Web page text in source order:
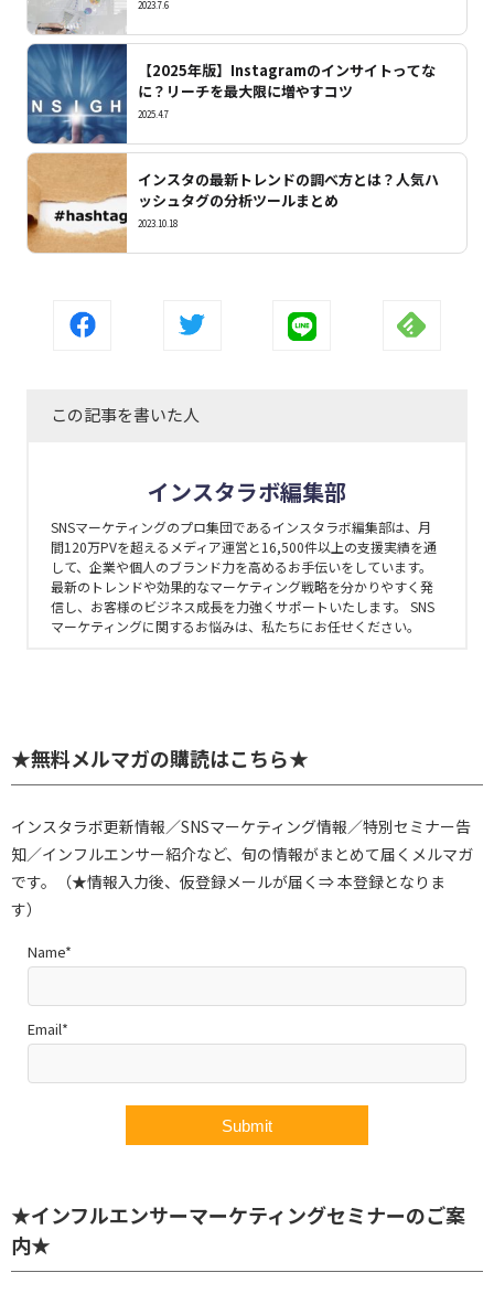
2023.7.6
【2025年版】Instagramのインサイトってな
に？リーチを最大限に増やすコツ
2025.4.7
インスタの最新トレンドの調べ方とは？人気ハ
ッシュタグの分析ツールまとめ
2023.10.18
この記事を書いた人
インスタラボ編集部
SNSマーケティングのプロ集団であるインスタラボ編集部は、月
間120万PVを超えるメディア運営と16,500件以上の支援実績を通
して、企業や個人のブランド力を高めるお手伝いをしています。
最新のトレンドや効果的なマーケティング戦略を分かりやすく発
信し、お客様のビジネス成長を力強くサポートいたします。 SNS
マーケティングに関するお悩みは、私たちにお任せください。
★無料メルマガの購読はこちら★
インスタラボ更新情報／SNSマーケティング情報／特別セミナー告
知／インフルエンサー紹介など、旬の情報がまとめて届くメルマガ
です。（★情報入力後、仮登録メールが届く⇒ 本登録となりま
す）
Name*
Email*
★インフルエンサーマーケティングセミナーのご案
内★